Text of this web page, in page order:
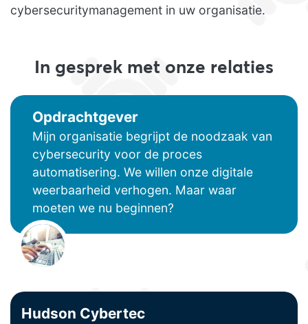
cybersecuritymanagement in uw organisatie.
In gesprek met onze relaties
Opdrachtgever
Mijn organisatie begrijpt de noodzaak van
cybersecurity voor de proces
automatisering. We willen onze digitale
weerbaarheid verhogen. Maar waar
moeten we nu beginnen?
Hudson Cybertec